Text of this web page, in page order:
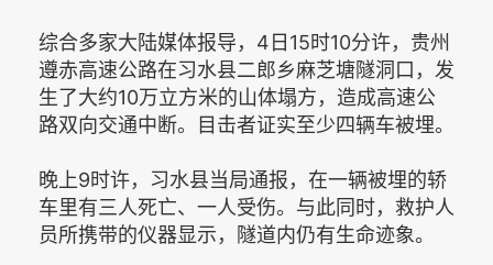
综合多家大陆媒体报导，4日15时10分许，贵州
遵赤高速公路在习水县二郎乡麻芝塘隧洞口，发
生了大约10万立方米的山体塌方，造成高速公
路双向交通中断。目击者证实至少四辆车被埋。
晚上9时许，习水县当局通报，在一辆被埋的轿
车里有三人死亡、一人受伤。与此同时，救护人
员所携带的仪器显示，隧道内仍有生命迹象。